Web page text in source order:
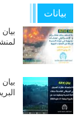
بيانات